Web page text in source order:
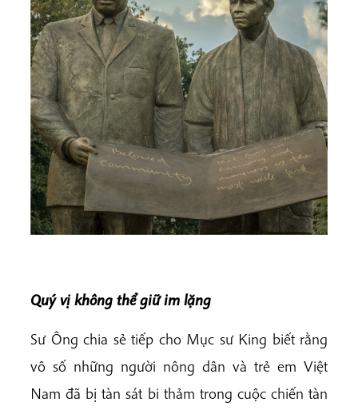
Quý vị không thể giữ im lặng
Sư Ông chia sẻ tiếp cho Mục sư King biết rằng
vô số những người nông dân và trẻ em Việt
Nam đã bị tàn sát bi thảm trong cuộc chiến tàn